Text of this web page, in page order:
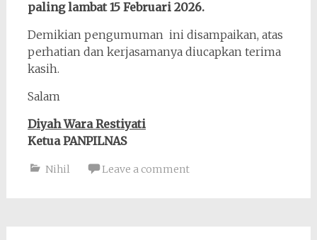
paling lambat 15 Februari 2026.
Demikian pengumuman ini disampaikan, atas
perhatian dan kerjasamanya diucapkan terima
kasih.
Salam
Diyah Wara Restiyati
Ketua PANPILNAS
Nihil Leave a comment